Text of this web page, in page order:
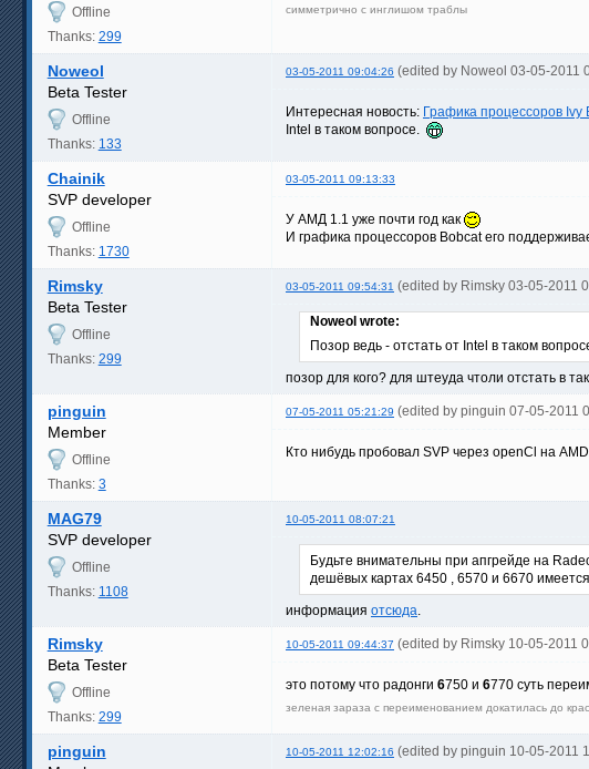
Offline
Thanks: 299
симметрично с инглишом траблы
Noweol 03-05-2011 09:04:26 (edited by Noweol 03-05-2011
Beta Tester
Offline
Thanks: 133
Интересная новость: Графика процессоров Ivy
Intel в таком вопросе.
Chainik 03-05-2011 09:13:33
SVP developer
Offline
Thanks: 1730
У АМД 1.1 уже почти год как
И графика процессоров Bobcat его
Rimsky 03-05-2011 09:54:31 (edited by Rimsky 03-05-2011
Beta Tester
Offline
Thanks: 299
Noweol wrote:
Позор ведь - отстать от Intel в таком
позор для кого? для штеуда чтоли отстать в
pinguin 07-05-2011 05:21:29 (edited by pinguin 07-05-2011
Member
Offline
Thanks: 3
Кто нибудь пробовал SVP через openCl на
MAG79 10-05-2011 08:07:21
SVP developer
Offline
Thanks: 1108
Будьте внимательны при апгрейде на
дешёвых картах 6450 , 6570 и 6670
информация отсюда.
Rimsky 10-05-2011 09:44:37 (edited by Rimsky 10-05-2011
Beta Tester
Offline
Thanks: 299
это потому что радонги 6750 и 6770 суть
зеленая зараза с переименованием докатилась до
pinguin 10-05-2011 12:02:16 (edited by pinguin 10-05-2011